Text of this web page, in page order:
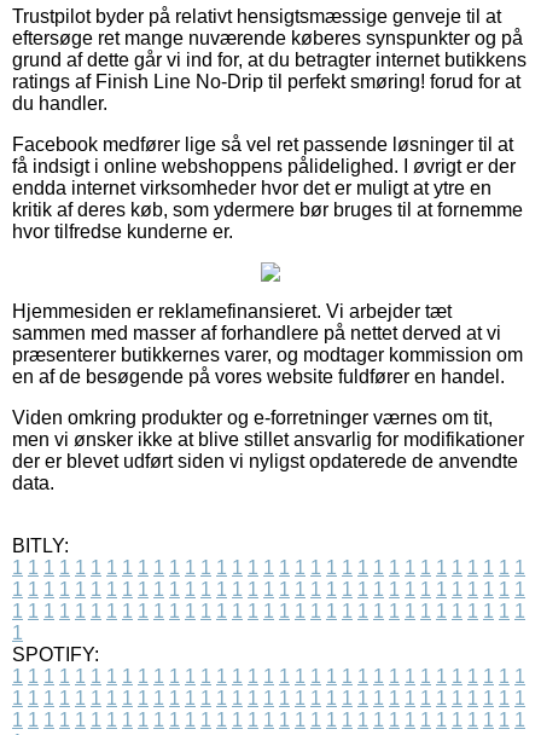
Trustpilot byder på relativt hensigtsmæssige genveje til at
eftersøge ret mange nuværende køberes synspunkter og på
grund af dette går vi ind for, at du betragter internet butikkens
ratings af Finish Line No-Drip til perfekt smøring! forud for at
du handler.
Facebook medfører lige så vel ret passende løsninger til at
få indsigt i online webshoppens pålidelighed. I øvrigt er der
endda internet virksomheder hvor det er muligt at ytre en
kritik af deres køb, som ydermere bør bruges til at fornemme
hvor tilfredse kunderne er.
Hjemmesiden er reklamefinansieret. Vi arbejder tæt
sammen med masser af forhandlere på nettet derved at vi
præsenterer butikkernes varer, og modtager kommission om
en af de besøgende på vores website fuldfører en handel.
Viden omkring produkter og e-forretninger værnes om tit,
men vi ønsker ikke at blive stillet ansvarlig for modifikationer
der er blevet udført siden vi nyligst opdaterede de anvendte
data.
BITLY:
1 1 1 1 1 1 1 1 1 1 1 1 1 1 1 1 1 1 1 1 1 1 1 1 1 1 1 1 1 1 1 1 1
1 1 1 1 1 1 1 1 1 1 1 1 1 1 1 1 1 1 1 1 1 1 1 1 1 1 1 1 1 1 1 1 1
1 1 1 1 1 1 1 1 1 1 1 1 1 1 1 1 1 1 1 1 1 1 1 1 1 1 1 1 1 1 1 1 1
1
SPOTIFY:
1 1 1 1 1 1 1 1 1 1 1 1 1 1 1 1 1 1 1 1 1 1 1 1 1 1 1 1 1 1 1 1 1
1 1 1 1 1 1 1 1 1 1 1 1 1 1 1 1 1 1 1 1 1 1 1 1 1 1 1 1 1 1 1 1 1
1 1 1 1 1 1 1 1 1 1 1 1 1 1 1 1 1 1 1 1 1 1 1 1 1 1 1 1 1 1 1 1 1